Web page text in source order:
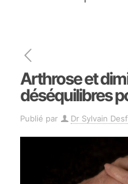
Arthrose et
déséquilibres
Publié par Dr Sylvain